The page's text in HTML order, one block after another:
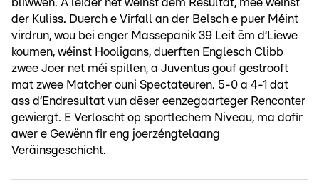
bliwwen. A leider net wéinst dem Resultat, mee wéinst
der Kuliss. Duerch e Virfall an der Belsch e puer Méint
virdrun, wou bei enger Massepanik 39 Leit ëm d‘Liewe
koumen, wéinst Hooligans, duerften Englesch Clibb
zwee Joer net méi spillen, a Juventus gouf gestrooft
mat zwee Matcher ouni Spectateuren. 5-0 a 4-1 dat
ass d‘Endresultat vun dëser eenzegaarteger Renconter
gewiergt. E Verloscht op sportlechem Niveau, ma dofir
awer e Gewënn fir eng joerzéngtelaang
Veräinsgeschicht.